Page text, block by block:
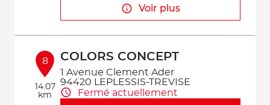
Voir plus
8
14.07
km
COLORS CONCEPT
1 Avenue Clement Ader
94420 LEPLESSIS-TREVISE
Fermé actuellement